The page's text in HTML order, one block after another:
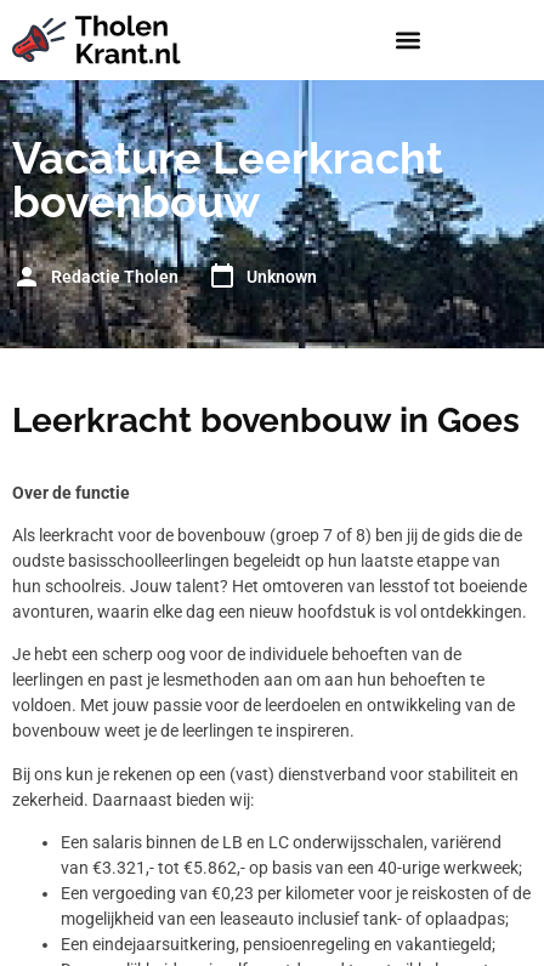
Vacature Leerkracht
bovenbouw
Redactie Tholen Unknown
Leerkracht bovenbouw in Goes
Over de functie
Als leerkracht voor de bovenbouw (groep 7 of 8) ben jij de gids die de
oudste basisschoolleerlingen begeleidt op hun laatste etappe van
hun schoolreis. Jouw talent? Het omtoveren van lesstof tot boeiende
avonturen, waarin elke dag een nieuw hoofdstuk is vol ontdekkingen.
Je hebt een scherp oog voor de individuele behoeften van de
leerlingen en past je lesmethoden aan om aan hun behoeften te
voldoen. Met jouw passie voor de leerdoelen en ontwikkeling van de
bovenbouw weet je de leerlingen te inspireren.
Bij ons kun je rekenen op een (vast) dienstverband voor stabiliteit en
zekerheid. Daarnaast bieden wij:
Een salaris binnen de LB en LC onderwijsschalen, variërend
van €3.321,- tot €5.862,- op basis van een 40-urige werkweek;
Een vergoeding van €0,23 per kilometer voor je reiskosten of de
mogelijkheid van een leaseauto inclusief tank- of oplaadpas;
Een eindejaarsuitkering, pensioenregeling en vakantiegeld;